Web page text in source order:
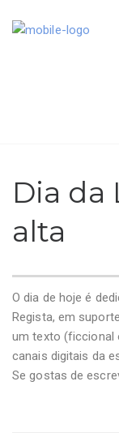
Dia da
alta
O dia de hoje é
Regista, em
um texto (ficcional
canais digitais da
Se gostas de